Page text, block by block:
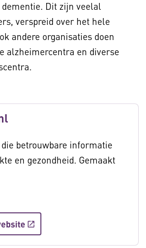
Dit zijn veelal
verspreid over het hele
andere organisaties doen
alzheimercentra en diverse
betrouwbare informatie
en gezondheid. Gemaakt